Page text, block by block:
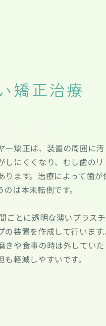
矯正治療
ー矯正は、装置の周囲に汚
しにくくなり、むし歯のリ
ります。治療によって歯が
は本末転倒です。
ごとに透明な薄いプラスチ
装置を作成して行います。
きや食事の時は外していた
軽減しやすいです。